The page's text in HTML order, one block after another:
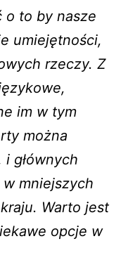
o to by nasze
umiejętności,
rzeczy. Z
im w tym
można
głównych
mniejszych
Warto jest
opcje w